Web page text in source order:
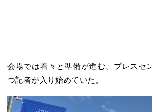
会場では着々と準備が進む。プレスセ
つ記者が入り始めていた。